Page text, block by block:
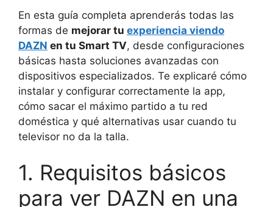
En esta guía completa aprenderás todas las
formas de mejorar tu experiencia viendo
DAZN en tu Smart TV, desde configuraciones
básicas hasta soluciones avanzadas con
dispositivos especializados. Te explicaré cómo
instalar y configurar correctamente la app,
cómo sacar el máximo partido a tu red
doméstica y qué alternativas usar cuando tu
televisor no da la talla.
1. Requisitos básicos
para ver DAZN en una